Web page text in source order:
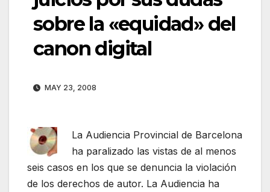
sobre la «equidad» del
canon digital
MAY 23, 2008
La Audiencia Provincial de Barcelona
ha paralizado las vistas de al menos
seis casos en los que se denuncia la violación
de los derechos de autor. La Audiencia ha